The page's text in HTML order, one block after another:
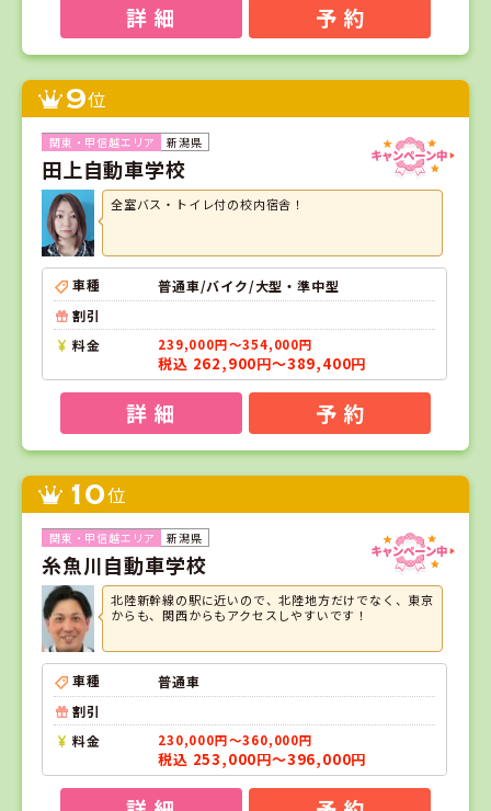
詳 細 予 約
9位
新潟県
田上自動車学校
全室バス・トイレ付の校内宿舎！
車種
普通車/バイク/大型・準中型
割引
料金
239,000円～354,000円
税込 262,900円～389,400円
詳 細 予 約
10位
新潟県
糸魚川自動車学校
北陸新幹線の駅に近いので、北陸地方だけでなく、東京
からも、関西からもアクセスしやすいです！
車種
普通車
割引
料金
230,000円～360,000円
税込 253,000円～396,000円